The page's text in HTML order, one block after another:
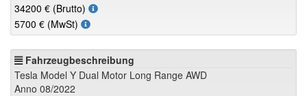
34200 € (Brutto)
5700 € (MwSt)
Fahrzeugbeschreibung
Tesla Model Y Dual Motor Long Range AWD
Anno 08/2022